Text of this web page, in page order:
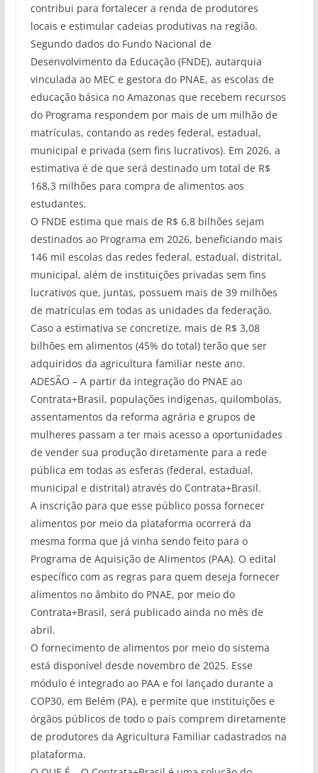
contribui para fortalecer a renda de produtores
locais e estimular cadeias produtivas na região.
Segundo dados do Fundo Nacional de
Desenvolvimento da Educação (FNDE), autarquia
vinculada ao MEC e gestora do PNAE, as escolas de
educação básica no Amazonas que recebem recursos
do Programa respondem por mais de um milhão de
matrículas, contando as redes federal, estadual,
municipal e privada (sem fins lucrativos). Em 2026, a
estimativa é de que será destinado um total de R$
168,3 milhões para compra de alimentos aos
estudantes.
O FNDE estima que mais de R$ 6,8 bilhões sejam
destinados ao Programa em 2026, beneficiando mais
146 mil escolas das redes federal, estadual, distrital,
municipal, além de instituições privadas sem fins
lucrativos que, juntas, possuem mais de 39 milhões
de matrículas em todas as unidades da federação.
Caso a estimativa se concretize, mais de R$ 3,08
bilhões em alimentos (45% do total) terão que ser
adquiridos da agricultura familiar neste ano.
ADESÃO – A partir da integração do PNAE ao
Contrata+Brasil, populações indígenas, quilombolas,
assentamentos da reforma agrária e grupos de
mulheres passam a ter mais acesso a oportunidades
de vender sua produção diretamente para a rede
pública em todas as esferas (federal, estadual,
municipal e distrital) através do Contrata+Brasil.
A inscrição para que esse público possa fornecer
alimentos por meio da plataforma ocorrerá da
mesma forma que já vinha sendo feito para o
Programa de Aquisição de Alimentos (PAA). O edital
específico com as regras para quem deseja fornecer
alimentos no âmbito do PNAE, por meio do
Contrata+Brasil, será publicado ainda no mês de
abril.
O fornecimento de alimentos por meio do sistema
está disponível desde novembro de 2025. Esse
módulo é integrado ao PAA e foi lançado durante a
COP30, em Belém (PA), e permite que instituições e
órgãos públicos de todo o país comprem diretamente
de produtores da Agricultura Familiar cadastrados na
plataforma.